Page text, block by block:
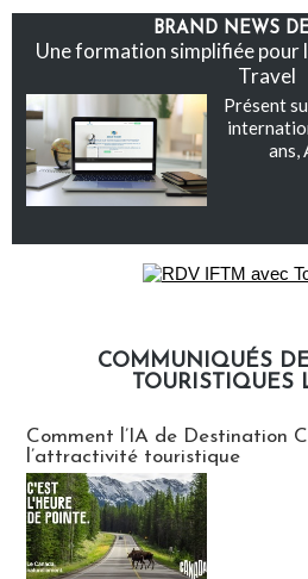
BRAND NEWS
Une formation simplifiée pour
Travel
Présent
ans,
COMMUNIQUÉS
TOURISTIQUES
Comment l’IA de Destination
l’attractivité touristique